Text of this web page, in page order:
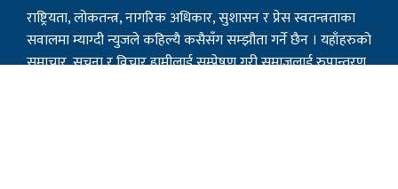
राष्ट्रियता, लोकतन्त्र, नागरिक अधिकार, सुशासन र प्रेस स्वतन्त्रताका
सवालमा म्याग्दी न्युजले कहिल्यै कसैसँग सम्झौता गर्ने छैन । यहाँहरुको
समाचार, सूचना र विचार हामीलाई सम्प्रेषण गरी समाजलाई रुपान्तरण